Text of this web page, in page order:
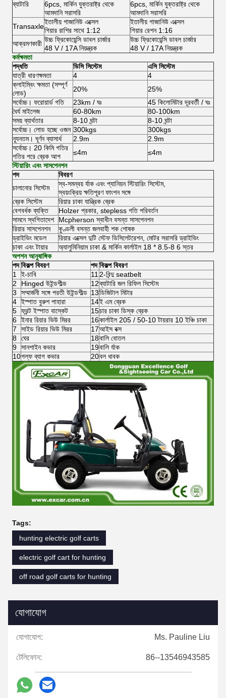
ব্যাটারি
6pcs, মার্কিন যুক্তরাষ্ট্র থেকে
আমদানি সরাসরি
6pcs, মার্কিন যুক্তরাষ্ট্র থেকে
আমদানি সরাসরি
Transaxle
ইতালীয় গাজানিউ এক্সেল
গিয়ার রাশির সাথে 1:12
ইতালীয় গাজানিউ এক্সেল
গিয়ার রেশন 1:16
আক্রমণকারী উচ্চ ফ্রিকোয়েন্সি ডাবল চার্জার
48 V / 17A নিয়ন্ত্রক
উচ্চ ফ্রিকোয়েন্সি ডাবল চার্জার
48 V / 17A নিয়ন্ত্রক
কর্মক্ষমতা
পদ্ধতি
ডিসি সিস্টেম
এসি সিস্টেম
যাত্রী ধারণক্ষমতা
4
4
ক্লাইম্বিং ক্ষমতা (সম্পূর্ণ
লোড)
20%
25%
সর্বোচ্চ। ফরোয়ার্ড গতি 23km / ঘঃ
45 কিলোমিটার দূরবর্তী / ঘঃ
ধৈর্য মাইলেজ
60-80km
80-100km
সময় ব্যার্থতার
8-10 ঘন্টা
8-10 ঘন্টা
সর্বোচ্চ। লোড হচ্ছে ওজন 300kgs
300kgs
ন্যূনতম। ঘূর্ণন ব্যাসার্ধ 2.9m
2.9m
সর্বোচ্চ। 20 কিমি গতির
গতির পরে ব্রেক আপ
≤4m
≤4m
স্টিয়ারিং এবং সাসপেনশন
পদ
বিবরণ
চালানোর সিস্টেম
স্ব-সমন্বয় র্যাক এবং প্যানিয়ন স্টিয়ারিং সিস্টেম,
স্বয়ংক্রিয় ক্ষতিপূরণ ফাংশন সঙ্গে
ব্রেক সিস্টেম
রিয়ার চাকা যান্ত্রিক ব্রেক
বেগবর্ধক ব্যক্তি
Holzer প্রকার, stepless গতি পরিবর্তন
সামনে স্থগিতাদেশ
Mcpherson স্বাধীন বসন্ত সাসপেনশন
রিয়ার সাসপেনশন
কুণ্ডলী বসন্ত জলবাহী শক শোষক
ড্রাইভিং মডেল
রিয়ার এক্সেল দুটি স্টেফ ডিসিলেটরেশন, মোটর সরাসরি ড্রাইভিং
চাকা এবং টায়ার
অ্যালুমিনিয়াম চাকা & মার্কিন কার্লাইল 18 * 8.5-8 6 স্তর
অপশন আনুষাঙ্গিক
পদ বিকল্প বিবরণ পদ বিকল্প বিবরণ
1
ই-চাবি 11 2-বিন্দু seatbelt
2
Hinged উইন্ডশীল্ড 12ব্যাটারি জল রিফিল সিস্টেম
3
সম্মার্জনী সঙ্গে পরতী উইন্ডশীল্ড 13ডিজিটাল মিটার
4 ইস্পাত বুরুশ পাহারা 14ই এম ব্রেক
5 ফ্রন্ট ইস্পাত বাস্কেট 15চার চাকা ডিস্ক ব্রেক
6 ইনার রিয়ার ভিউ মিরর 16কার্লাইল 205 / 50-10 টায়রার 10 ইঞ্চি চাকা
7
সাইড রিয়ার ভিউ মিরর 17আইস বক্স
8 ঘের 18বালি বোতল
9 সানশাইন কভার 19বালি র্যাক
10গল্ফ ব্যাগ কভার 20বল ধাবক
Tags:
hunting electric golf carts
electric golf cart for hunting
off road golf carts for hunting
যোগাযোগ
যোগাযোগ: Ms. Pauline Liu
টেলিফোন: 86--13546943585